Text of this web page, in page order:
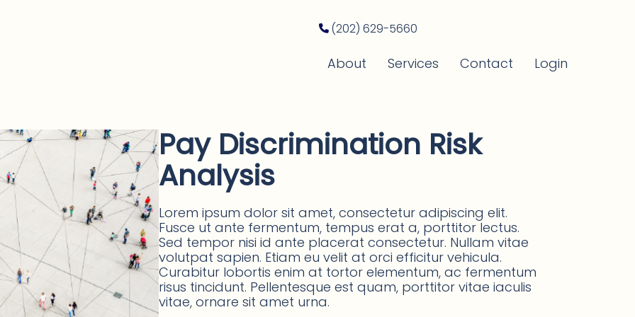
(202) 629-5660
About Services Contact Login
Pay Discrimination Risk
Analysis
Lorem ipsum dolor sit amet, consectetur adipiscing elit.
Fusce ut ante fermentum, tempus erat a, porttitor lectus.
Sed tempor nisi id ante placerat consectetur. Nullam vitae
volutpat sapien. Etiam eu velit at orci efficitur vehicula.
Curabitur lobortis enim at tortor elementum, ac fermentum
risus tincidunt. Pellentesque est quam, porttitor vitae iaculis
vitae, ornare sit amet urna.